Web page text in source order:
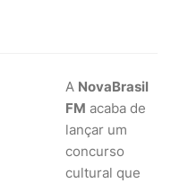
A NovaBrasil
FM acaba de
lançar um
concurso
cultural que